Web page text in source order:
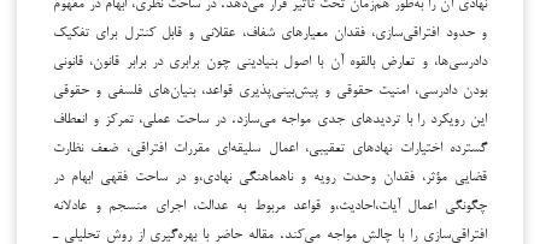
و حدود افتراقی‌سازی، فقدان معیارهای شفاف، عقلانی و قابل کنترل برای تفکیک
دادرسی‌ها، و تعارض بالقوه آن با اصول بنیادینی چون برابری در برابر قانون، قانونی
بودن دادرسی، امنیت حقوقی و پیش‌بینی‌پذیری قواعد، بنیان‌های فلسفی و حقوقی
این رویکرد را با تردیدهای جدی مواجه می‌سازد. در ساحت عملی، تمرکز و انعطاف
گسترده اختیارات نهادهای تعقیبی، اعمال سلیقه‌ای مقررات افتراقی، ضعف نظارت
قضایی مؤثر، فقدان وحدت رویه و ناهماهنگی نهادی،و در ساحت فقهی ابهام در
چگونگی اعمال آیات،احادیث،و قواعد مربوط به عدالت، اجرای منسجم و عادلانه
افتراقی‌سازی را با چالش مواجه می‌کند. مقاله حاضر با بهره‌گیری از روش تحلیلی ـ